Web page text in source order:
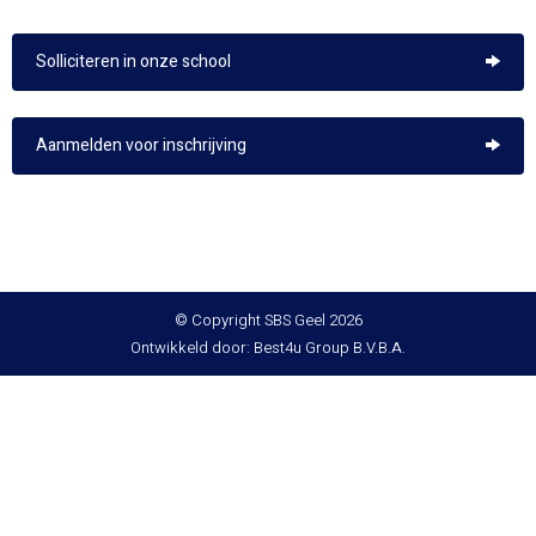
Solliciteren in onze school
Aanmelden voor inschrijving
© Copyright SBS Geel 2026
Ontwikkeld door: Best4u Group B.V.B.A.